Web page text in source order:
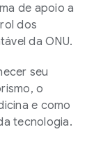
de apoio a
dos
da ONU.
seu
o
e como
tecnologia.